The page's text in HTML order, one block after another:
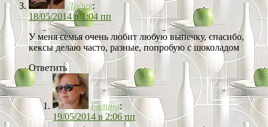
Лидия:
18/05/2014 в 1:04 пп
У меня семья очень любит любую выпечку, спасибо,
кексы делаю часто, разные, попробую с шоколадом
Ответить
Галина:
19/05/2014 в 2:06 пп